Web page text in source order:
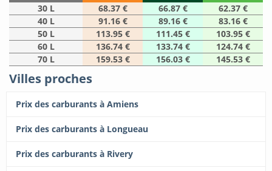
30 L
68.37 € 66.87 €
62.37 €
40 L
91.16 € 89.16 €
83.16 €
50 L
113.95 € 111.45 €
103.95 €
60 L
136.74 € 133.74 €
124.74 €
70 L
159.53 € 156.03 € 145.53 €
Villes proches
Prix des carburants à Amiens
Prix des carburants à Longueau
Prix des carburants à Rivery